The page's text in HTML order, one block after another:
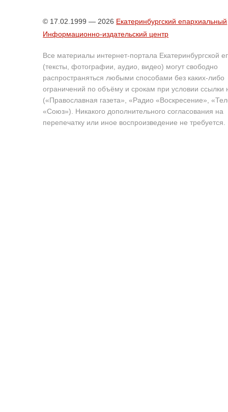
© 17.02.1999 — 2026 Екатеринбургский епархиальный
Информационно-издательский центр
Все материалы интернет-портала Екатеринбургской
(тексты, фотографии, аудио, видео) могут свободно
распространяться любыми способами без каких-либо
ограничений по объёму и срокам при условии ссылки
(«Православная газета», «Радио «Воскресение»,
«Союз»). Никакого дополнительного согласования на
перепечатку или иное воспроизведение не требуется.